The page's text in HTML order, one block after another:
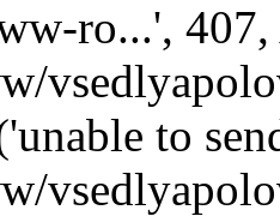
ro...',
to